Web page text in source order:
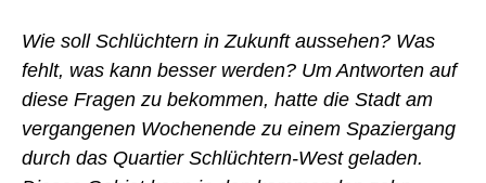
Wie soll Schlüchtern in Zukunft aussehen? Was
fehlt, was kann besser werden? Um Antworten auf
diese Fragen zu bekommen, hatte die Stadt am
vergangenen Wochenende zu einem Spaziergang
durch das Quartier Schlüchtern-West geladen.